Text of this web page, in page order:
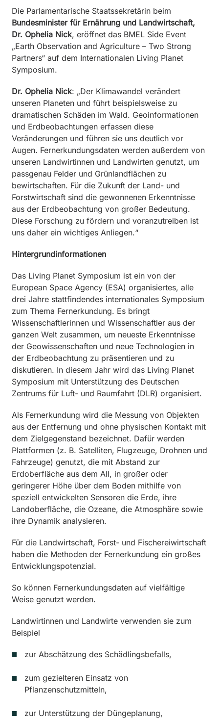
Die Parlamentarische Staatssekretärin beim
Bundesminister für Ernährung und Landwirtschaft,
Dr. Ophelia Nick, eröffnet das BMEL Side Event
„Earth Observation and Agriculture – Two Strong
Partners“ auf dem Internationalen Living Planet
Symposium.
Dr. Ophelia Nick: „Der Klimawandel verändert
unseren Planeten und führt beispielsweise zu
dramatischen Schäden im Wald. Geoinformationen
und Erdbeobachtungen erfassen diese
Veränderungen und führen sie uns deutlich vor
Augen. Fernerkundungsdaten werden außerdem von
unseren Landwirtinnen und Landwirten genutzt, um
passgenau Felder und Grünlandflächen zu
bewirtschaften. Für die Zukunft der Land- und
Forstwirtschaft sind die gewonnenen Erkenntnisse
aus der Erdbeobachtung von großer Bedeutung.
Diese Forschung zu fördern und voranzutreiben ist
uns daher ein wichtiges Anliegen.“
Hintergrundinformationen
Das Living Planet Symposium ist ein von der
European Space Agency (ESA) organisiertes, alle
drei Jahre stattfindendes internationales Symposium
zum Thema Fernerkundung. Es bringt
Wissenschaftlerinnen und Wissenschaftler aus der
ganzen Welt zusammen, um neueste Erkenntnisse
der Geowissenschaften und neue Technologien in
der Erdbeobachtung zu präsentieren und zu
diskutieren. In diesem Jahr wird das Living Planet
Symposium mit Unterstützung des Deutschen
Zentrums für Luft- und Raumfahrt (DLR) organisiert.
Als Fernerkundung wird die Messung von Objekten
aus der Entfernung und ohne physischen Kontakt mit
dem Zielgegenstand bezeichnet. Dafür werden
Plattformen (z. B. Satelliten, Flugzeuge, Drohnen und
Fahrzeuge) genutzt, die mit Abstand zur
Erdoberfläche aus dem All, in großer oder
geringerer Höhe über dem Boden mithilfe von
speziell entwickelten Sensoren die Erde, ihre
Landoberfläche, die Ozeane, die Atmosphäre sowie
ihre Dynamik analysieren.
Für die Landwirtschaft, Forst- und Fischereiwirtschaft
haben die Methoden der Fernerkundung ein großes
Entwicklungspotenzial.
So können Fernerkundungsdaten auf vielfältige
Weise genutzt werden.
Landwirtinnen und Landwirte verwenden sie zum
Beispiel
zur Abschätzung des Schädlingsbefalls,
zum gezielteren Einsatz von
Pflanzenschutzmitteln,
zur Unterstützung der Düngeplanung,